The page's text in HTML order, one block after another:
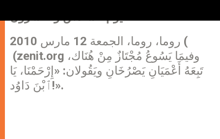
روما، روما، الجمعة 12 مارس 2010 (
(zenit.org وفيمَا يَسُوعُ مُجْتَازٌ مِنْ هُنَاك،
تَبِعَهُ أَعْمَيَانِ يَصْرُخَانِ ويَقُولان: «إِرْحَمْنَا، يَا
ٱبْنَ دَاوُد!».